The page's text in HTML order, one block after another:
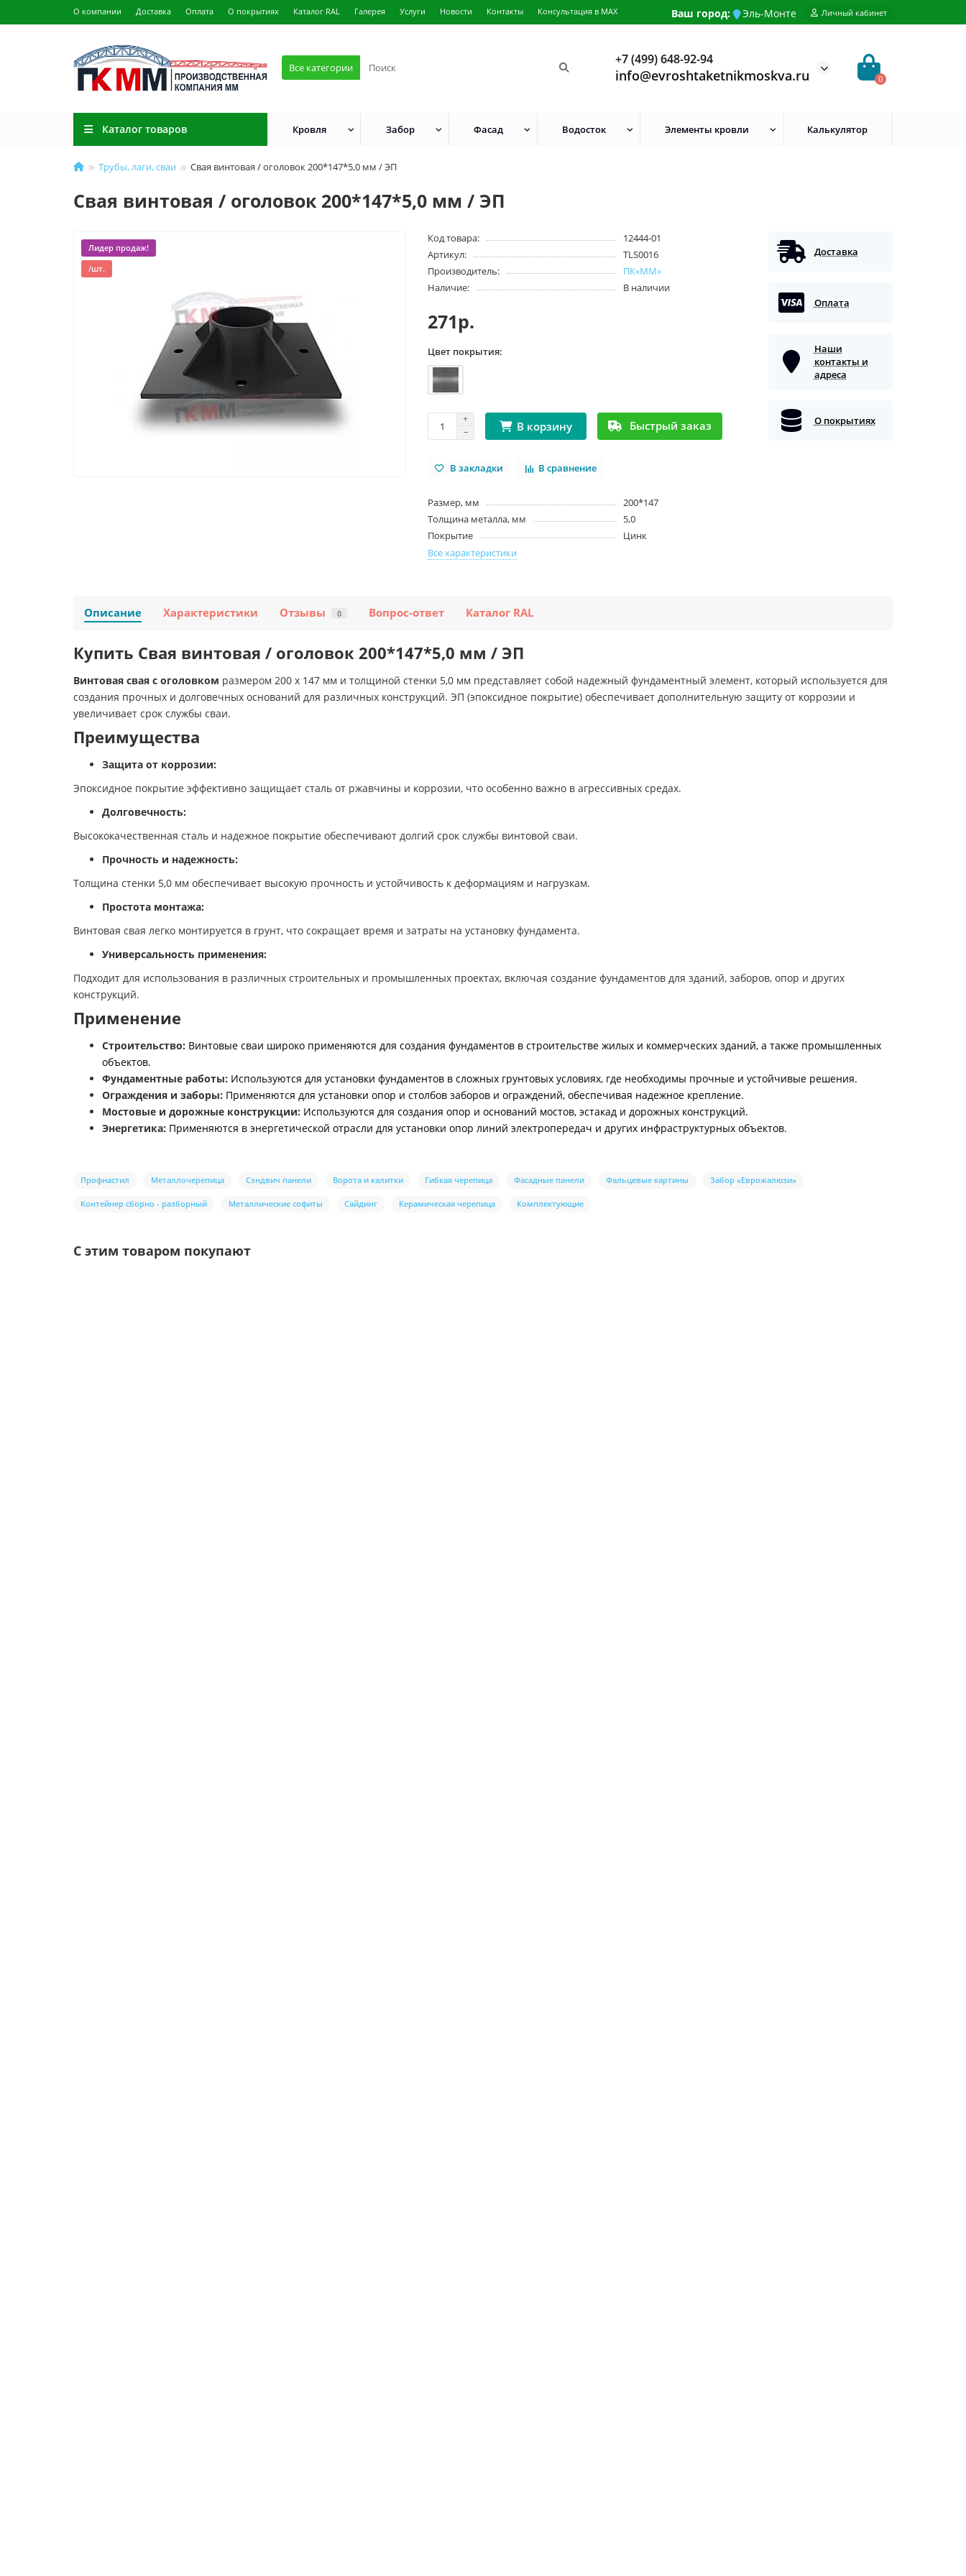
О компании Доставка Оплата О покрытиях Каталог RAL Галерея Услуги Новости Контакты Консультация в MAX Ваш город: Эль-Монте Личный кабинет
Все категории
+7 (499) 648-92-94
info@evroshtaketnikmoskva.ru 0
Каталог товаров Кровля Забор Фасад Водосток Элементы кровли Калькулятор
Трубы, лаги, сваи Свая винтовая / оголовок 200*147*5,0 мм / ЭП
Свая винтовая / оголовок 200*147*5,0 мм / ЭП
Лидер продаж!
/шт.
Код товара:
12444-01
Артикул:
TLS0016
Производитель:
ПК«ММ»
Наличие:
В наличии
271р.
Цвет покрытия:
В корзину Быстрый заказ
В закладки В сравнение
Размер, мм
200*147
Толщина металла, мм
5,0
Покрытие
Цинк
Все характеристики
Доставка
Оплата
Наши
контакты и
адреса
О покрытиях
Описание Характеристики Отзывы 0 Вопрос-ответ Каталог RAL
Купить Свая винтовая / оголовок 200*147*5,0 мм / ЭП
Винтовая свая с оголовком размером 200 x 147 мм и толщиной стенки 5,0 мм представляет собой надежный фундаментный элемент, который используется для
создания прочных и долговечных оснований для различных конструкций. ЭП (эпоксидное покрытие) обеспечивает дополнительную защиту от коррозии и
увеличивает срок службы сваи.
Преимущества
Защита от коррозии:
Эпоксидное покрытие эффективно защищает сталь от ржавчины и коррозии, что особенно важно в агрессивных средах.
Долговечность:
Высококачественная сталь и надежное покрытие обеспечивают долгий срок службы винтовой сваи.
Прочность и надежность:
Толщина стенки 5,0 мм обеспечивает высокую прочность и устойчивость к деформациям и нагрузкам.
Простота монтажа:
Винтовая свая легко монтируется в грунт, что сокращает время и затраты на установку фундамента.
Универсальность применения:
Подходит для использования в различных строительных и промышленных проектах, включая создание фундаментов для зданий, заборов, опор и других
конструкций.
Применение
Строительство: Винтовые сваи широко применяются для создания фундаментов в строительстве жилых и коммерческих зданий, а также промышленных
объектов.
Фундаментные работы: Используются для установки фундаментов в сложных грунтовых условиях, где необходимы прочные и устойчивые решения.
Ограждения и заборы: Применяются для установки опор и столбов заборов и ограждений, обеспечивая надежное крепление.
Мостовые и дорожные конструкции: Используются для создания опор и оснований мостов, эстакад и дорожных конструкций.
Энергетика: Применяются в энергетической отрасли для установки опор линий электропередач и других инфраструктурных объектов.
Профнастил Металлочерепица Сэндвич панели Ворота и калитки Гибкая черепица Фасадные панели Фальцевые картины Забор «Еврожалюзи»
Контейнер сборно - разборный Металлические софиты Сайдинг Керамическая черепица Комплектующие
С этим товаром покупают